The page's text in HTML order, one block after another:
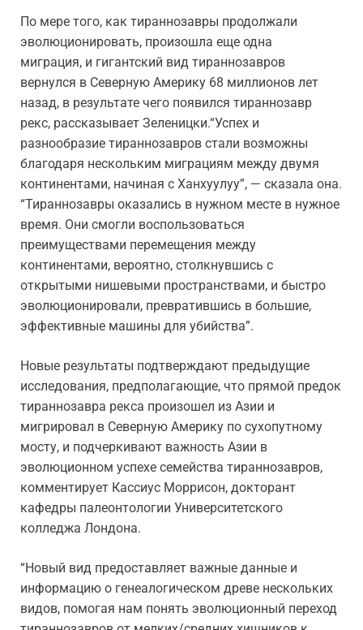
По мере того, как тираннозавры продолжали
эволюционировать, произошла еще одна
миграция, и гигантский вид тираннозавров
вернулся в Северную Америку 68 миллионов лет
назад, в результате чего появился тираннозавр
рекс, рассказывает Зеленицки.“Успех и
разнообразие тираннозавров стали возможны
благодаря нескольким миграциям между двумя
континентами, начиная с Ханхуулуу”, — сказала она.
“Тираннозавры оказались в нужном месте в нужное
время. Они смогли воспользоваться
преимуществами перемещения между
континентами, вероятно, столкнувшись с
открытыми нишевыми пространствами, и быстро
эволюционировали, превратившись в большие,
эффективные машины для убийства”.
Новые результаты подтверждают предыдущие
исследования, предполагающие, что прямой предок
тираннозавра рекса произошел из Азии и
мигрировал в Северную Америку по сухопутному
мосту, и подчеркивают важность Азии в
эволюционном успехе семейства тираннозавров,
комментирует Кассиус Моррисон, докторант
кафедры палеонтологии Университетского
колледжа Лондона.
“Новый вид предоставляет важные данные и
информацию о генеалогическом древе нескольких
видов, помогая нам понять эволюционный переход